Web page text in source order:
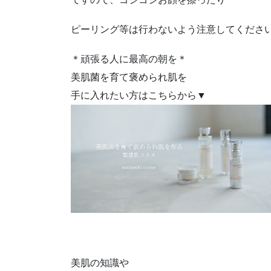
ピーリング等は行わないよう注意してくださ
＊頑張る人に最高の朝を＊
美肌菌を育て褒められ肌を
手に入れたい方はこちらから▼
美肌の知識や